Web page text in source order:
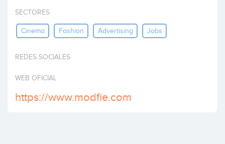
Invest
SECTORES
Cinema Fashion Advertising Jobs
REDES SOCIALES
WEB OFICIAL
https://www.modfie.com